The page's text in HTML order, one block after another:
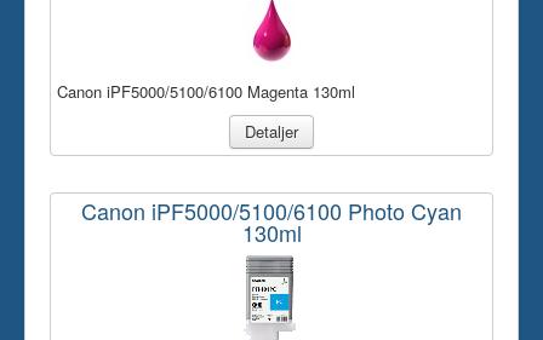
Canon iPF5000/5100/6100 Magenta 130ml
Detaljer
Canon iPF5000/5100/6100 Photo Cyan
130ml